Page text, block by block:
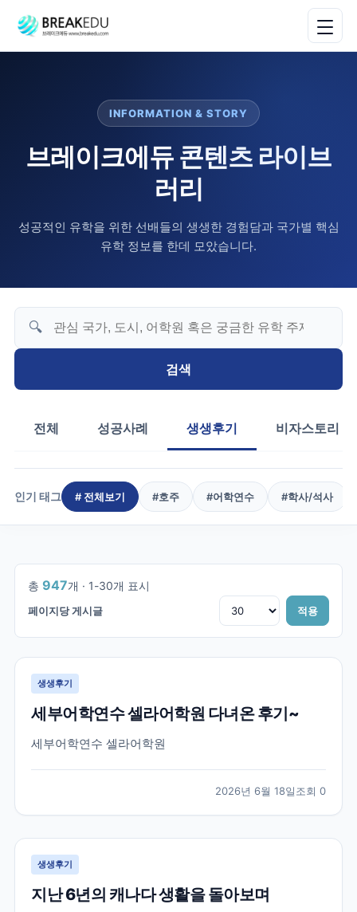
INFORMATION & STORY
브레이크에듀 콘텐츠 라이브
러리
성공적인 유학을 위한 선배들의 생생한 경험담과 국가별 핵심
유학 정보를 한데 모았습니다.
🔍
검색
전체 성공사례 생생후기 비자스토리
인기 태그 # 전체보기 #호주 #어학연수 #학사/석사
총 947개 · 1-30개 표시
페이지당 게시글 적용
1/32
생생후기
세부어학연수 셀라어학원 다녀온 후기~
세부어학연수 셀라어학원
2026년 6월 18일조회 0
생생후기
지난 6년의 캐나다 생활을 돌아보며